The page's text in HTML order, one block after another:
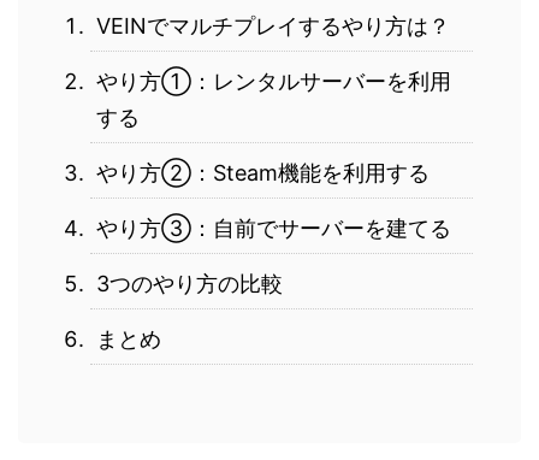
VEINでマルチプレイするやり方は？
やり方①：レンタルサーバーを利用
する
やり方②：Steam機能を利用する
やり方③：自前でサーバーを建てる
3つのやり方の比較
まとめ